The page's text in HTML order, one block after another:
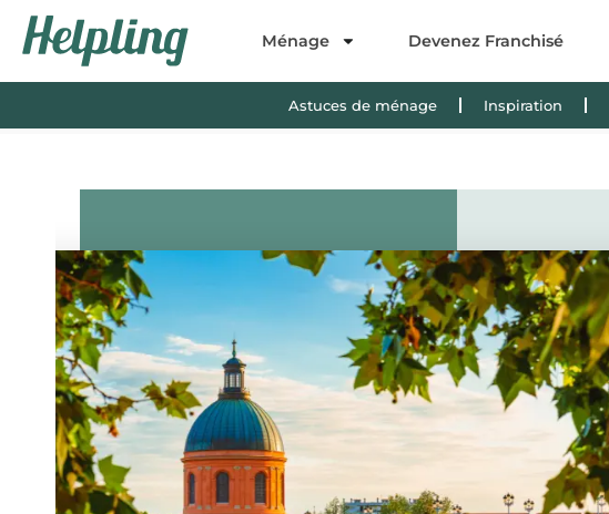
Ménage Devenez Franchisé
Astuces de ménage Inspiration